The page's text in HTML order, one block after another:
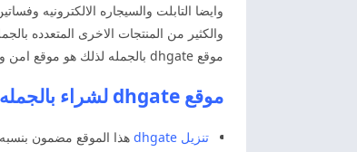
وايضا التابلت والسيجاره الالكترونيه
والكثير من المنتجات الاخرى المتعدده
موقع dhgate بالجمله لذلك هو موقع امن وسوف يتوفر اليك جميع الخدمات لتلبيطه الاحتياجات الخاصه بك
موقع dhgate لشراء بالجمله 2024 Dhgate
تنزيل dhgate
هذا الموقع مضمون